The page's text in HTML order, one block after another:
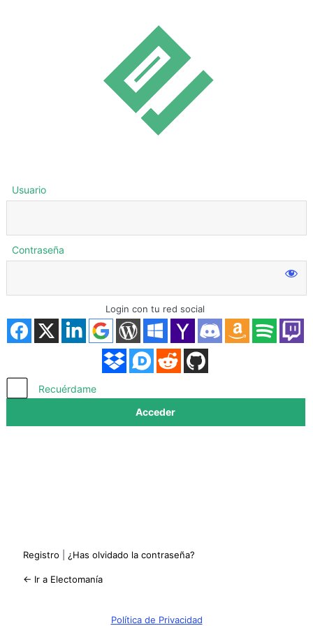
Acceder
Usuario
Contraseña
Login con tu red social
Recuérdame
Registro ¿Has olvidado la contraseña?
← Ir a Electomanía
Política de Privacidad